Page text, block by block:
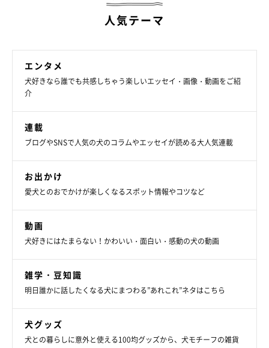
人気テーマ
エンタメ
犬好きなら誰でも共感しちゃう楽しいエッセイ・画像・動画をご紹
介
連載
ブログやSNSで人気の犬のコラムやエッセイが読める大人気連載
お出かけ
愛犬とのおでかけが楽しくなるスポット情報やコツなど
動画
犬好きにはたまらない！かわいい・面白い・感動の犬の動画
雑学・豆知識
明日誰かに話したくなる犬にまつわる”あれこれ”ネタはこちら
犬グッズ
犬との暮らしに意外と使える100均グッズから、犬モチーフの雑貨